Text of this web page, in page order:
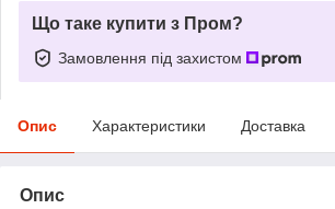
Що таке купити з Пром?
Замовлення під захистом
Опис Характеристики Доставка
Опис